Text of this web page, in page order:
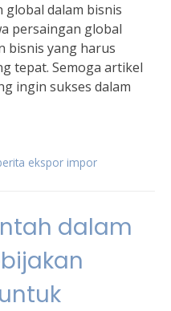
global dalam bisnis
persaingan global
bisnis yang harus
tepat. Semoga artikel
ingin sukses dalam
ekspor impor
dalam